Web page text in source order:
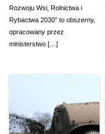
Rozwoju Wsi, Rolnictwa i
Rybactwa 2030” to obszerny,
opracowany przez
ministerstwo […]